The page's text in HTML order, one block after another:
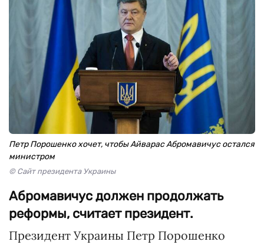
Петр Порошенко хочет, чтобы Айварас Абромавичус остался
министром
© Сайт президента Украины
Абромавичус должен продолжать
реформы, считает президент.
Президент Украины Петр Порошенко